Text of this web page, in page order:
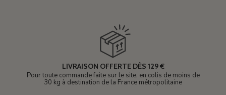
LIVRAISON OFFERTE DÈS 129 €
Pour toute commande faite sur le site, en colis de moins de
30 kg à destination de la France métropolitaine